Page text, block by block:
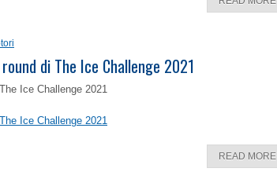
di The Ice Challenge 2021
Ice Challenge 2021
Ice Challenge 2021
READ MORE